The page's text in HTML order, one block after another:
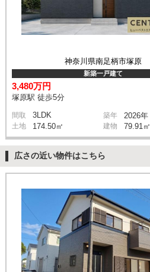
神奈川県南足柄市塚原
新築一戸建て
3,480万円
塚原駅 徒歩5分
間取 3LDK 築年 2026年
土地 174.50㎡ 建物 79.91㎡
広さの近い物件はこちら